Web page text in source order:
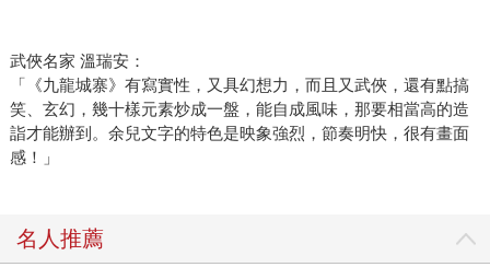
武俠名家 溫瑞安：
「《九龍城寨》有寫實性，又具幻想力，而且又武俠，還有點搞
笑、玄幻，幾十樣元素炒成一盤，能自成風味，那要相當高的造
詣才能辦到。余兒文字的特色是映象強烈，節奏明快，很有畫面
感！」
名人推薦